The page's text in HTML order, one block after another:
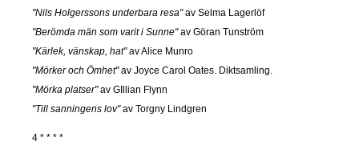
"Nils Holgerssons underbara resa"av Selma Lagerlöf
"Berömda män som varit i Sunne"av Göran Tunström
"Kärlek, vänskap, hat"av Alice Munro
"Mörker och Ömhet"av Joyce Carol Oates. Diktsamling.
"Mörka platser"av GIllian Flynn
"Till sanningens lov"av Torgny Lindgren
4 * * * *